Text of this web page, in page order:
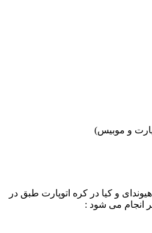
و موبیس)
و کیا در کره اتوپارت طبق در
انجام می شود :